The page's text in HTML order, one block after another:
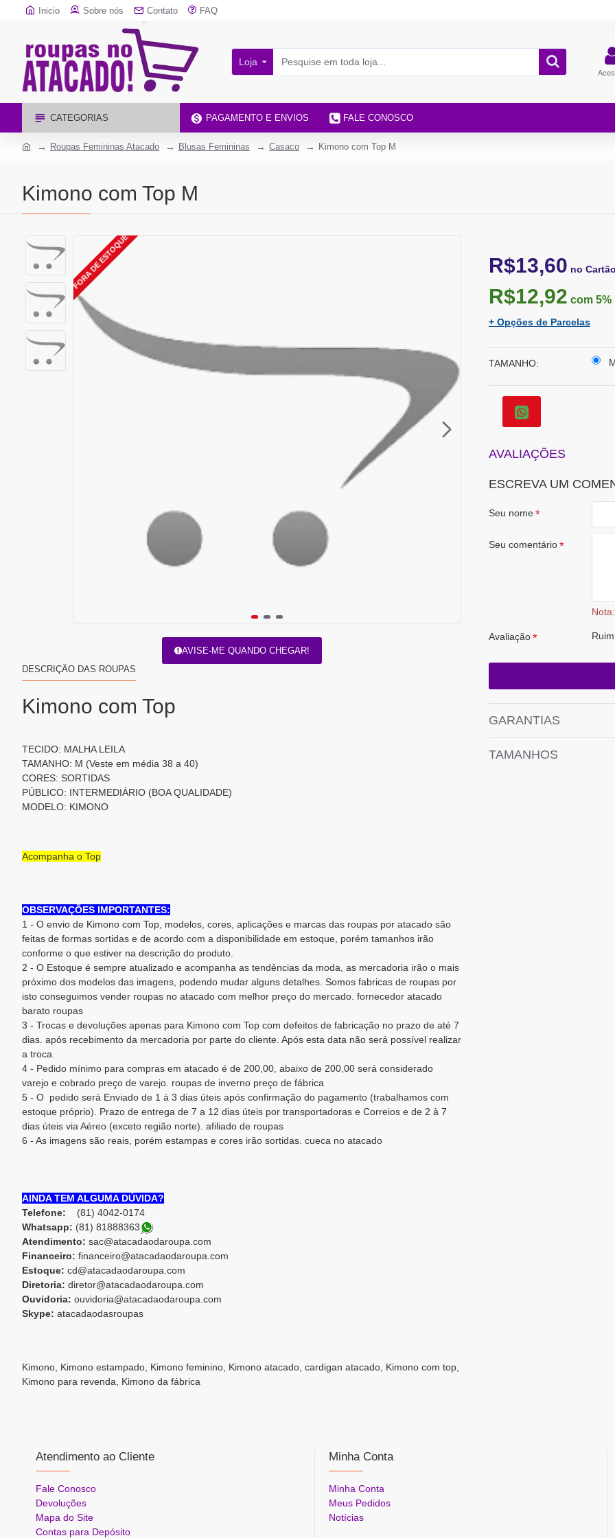
Inicio Sobre nós Contato FAQ
Loja
CATEGORIAS PAGAMENTO E ENVIOS FALE CONOSCO
Roupas Femininas Atacado Blusas Femininas Casaco Kimono com Top M
Kimono com Top M
FORA DE ESTOQUE
AVISE-ME QUANDO CHEGAR!
DESCRIÇÃO DAS ROUPAS
Kimono com Top
TECIDO: MALHA LEILA
TAMANHO: M (Veste em média 38 a 40)
CORES: SORTIDAS
PÚBLICO: INTERMEDIÁRIO (BOA QUALIDADE)
MODELO: KIMONO
Acompanha o Top
OBSERVAÇÕES IMPORTANTES:
1 - O envio de Kimono com Top, modelos, cores, aplicações e marcas das roupas por atacado são
feitas de formas sortidas e de acordo com a disponibilidade em estoque, porém tamanhos irão
conforme o que estiver na descrição do produto.
2 - O Estoque é sempre atualizado e acompanha as tendências da moda, as mercadoria irão o mais
próximo dos modelos das imagens, podendo mudar alguns detalhes. Somos fabricas de roupas por
isto conseguimos vender roupas no atacado com melhor preço do mercado. fornecedor atacado
barato roupas
3 - Trocas e devoluções apenas para Kimono com Top com defeitos de fabricação no prazo de até 7
dias. após recebimento da mercadoria por parte do cliente. Após esta data não será possível realizar
a troca.
4 - Pedido mínimo para compras em atacado é de 200,00, abaixo de 200,00 será considerado
varejo e cobrado preço de varejo. roupas de inverno preço de fábrica
5 - O pedido será Enviado de 1 à 3 dias úteis após confirmação do pagamento (trabalhamos com
estoque próprio). Prazo de entrega de 7 a 12 dias úteis por transportadoras e Correios e de 2 à 7
dias úteis via Aéreo (exceto região norte). afiliado de roupas
6 - As imagens são reais, porém estampas e cores irão sortidas. cueca no atacado
AINDA TEM ALGUMA DÚVIDA?
Telefone: (81) 4042-0174
Whatsapp: (81) 81888363
Atendimento: sac@atacadaodaroupa.com
Financeiro: financeiro@atacadaodaroupa.com
Estoque: cd@atacadaodaroupa.com
Diretoria: diretor@atacadaodaroupa.com
Ouvidoria: ouvidoria@atacadaodaroupa.com
Skype: atacadaodasroupas
Kimono, Kimono estampado, Kimono feminino, Kimono atacado, cardigan atacado, Kimono com top,
Kimono para revenda, Kimono da fábrica
R$13,60 no
R$12,92 com 5%
+ Opções de Parcelas
TAMANHO:
AVALIAÇÕES
ESCREVA UM
Seu nome
Seu comentário
Nota:
Avaliação Ruim
GARANTIAS
TAMANHOS
Atendimento ao Cliente
Fale Conosco
Devoluções
Mapa do Site
Contas para Depósito
Minha Conta
Minha Conta
Meus Pedidos
Notícias